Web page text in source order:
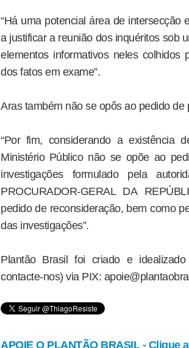
“Há uma potencial área de intersecção
a justificar a reunião dos inquéritos sob
elementos informativos neles colhidos
dos fatos em exame”.
Aras também não se opôs ao pedido
“Por fim, considerando a existência
Ministério Público não se opõe ao
investigações formulado pela
PROCURADOR-GERAL DA
pedido de reconsideração, bem como
das investigações”.
Plantão Brasil foi criado e
contacte-nos) via PIX:
APOIE O PLANTÃO BRASIL - Clique